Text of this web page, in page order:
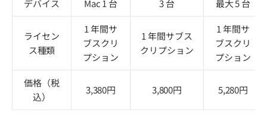
デバイス Mac 1 台 3 台 最大 5 台
ライセン
ス種類
1 年間サ
ブスクリ
プション
1 年間サブス
クリプション
1 年間サ
ブスクリ
プション
価格（税
込）
3,380円 3,800円 5,280円